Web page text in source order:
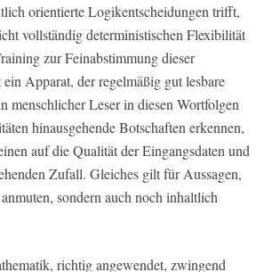
orientierte Logikentscheidungen trifft,
vollständig deterministischen Flexibilität
zur Feinabstimmung dieser
Apparat, der regelmäßig gut lesbare
menschlicher Leser in diesen Wortfolgen
hinausgehende Botschaften erkennen,
auf die Qualität der Eingangsdaten und
Zufall. Gleiches gilt für Aussagen,
sondern auch noch inhaltlich
richtig angewendet, zwingend